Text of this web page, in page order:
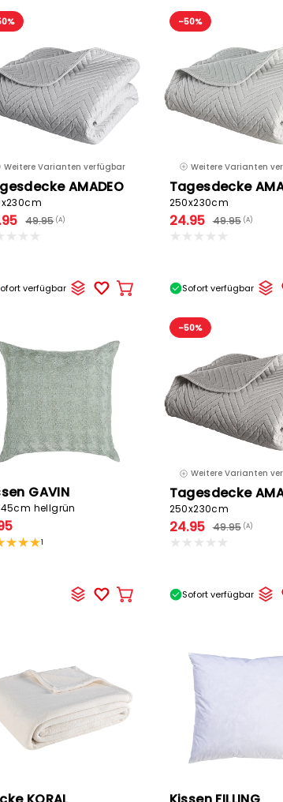
Warenkorb
Weitere Varianten verfügbar
AMADEO
49.95 (A)
verfügbar In
Warenkorb
-50%
Weitere Varianten
Tagesdecke
250x230cm
24.95 49.95 (A)
Sofort verfügbar
GAVIN
hellgrün
1
In
-50%
Weitere Varianten
Tagesdecke
250x230cm
24.95 49.95 (A)
Sofort verfügbar